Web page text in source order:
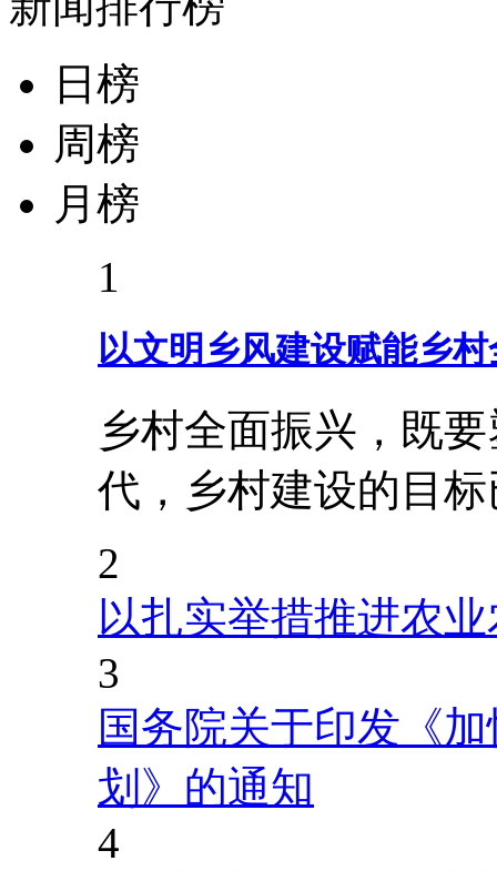
日榜
周榜
月榜
1
以文明乡风建设赋能乡
乡村全面振兴，既
代，乡村建设的目
2
以扎实举措推进农
3
国务院关于印发《
划》的通知
4